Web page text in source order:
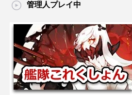
管理人プレイ中